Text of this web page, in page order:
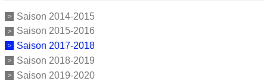
Saison 2014-2015
Saison 2015-2016
Saison 2017-2018
Saison 2018-2019
Saison 2019-2020